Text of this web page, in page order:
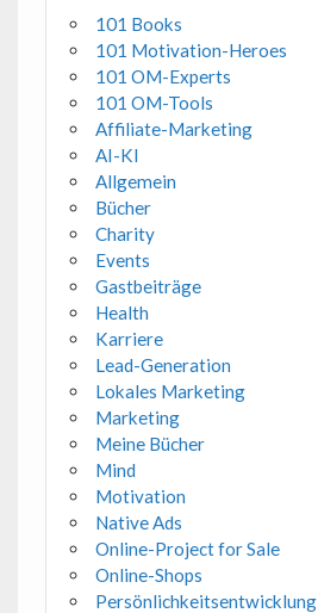
101 Books
101 Motivation-Heroes
101 OM-Experts
101 OM-Tools
Affiliate-Marketing
AI-KI
Allgemein
Bücher
Charity
Events
Gastbeiträge
Health
Karriere
Lead-Generation
Lokales Marketing
Marketing
Meine Bücher
Mind
Motivation
Native Ads
Online-Project for Sale
Online-Shops
Persönlichkeitsentwicklung